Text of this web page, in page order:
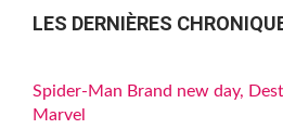
LES DERNIÈRES
Spider-Man Brand new day,
Marvel